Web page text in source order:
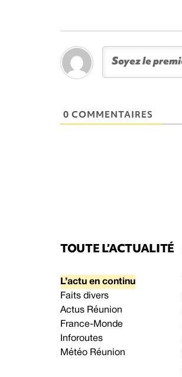
0 COMMENTAIRES
TOUTE L’ACTUALITÉ
L’actu en continu
Faits divers
Actus Réunion
France-Monde
Inforoutes
Météo Réunion